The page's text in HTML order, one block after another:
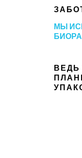
МЫ
ВЕДЬ